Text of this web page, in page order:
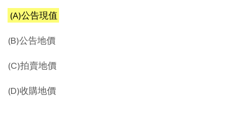
(A)公告現值
(B)公告地價
(C)拍賣地價
(D)收購地價